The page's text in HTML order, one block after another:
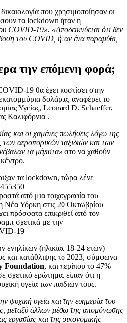
που χρησιμοποίησαν οι
τα lockdown ήταν η
COVID-19». «Αποδεικνύεται ότι δεν
του COVID, ήταν ένα παραμύθι,
την επόμενη φορά;
19 θα έχει κοστίσει στην
δολάρια, αναφέρει το
Υγείας, Leonard D. Schaeffer,
Καλιφόρνια .
και οι χαμένες πωλήσεις λόγω της
αεροπορικών ταξιδιών και των
τα μέγιστα» στο να χαθούν
από μια τοιχογραφία του
Νέα Υόρκη στις 20 Οκτωβρίου
πρόσφατα επικριθεί από τον
σχετικά με την
19
ενηλίκων (ηλικίας 18-24 ετών)
και κατάθλιψης το 2023, σύμφωνα
Foundation, και περίπου το 47%
σχετικό ερώτημα, είπαν ότι η
υγεία των παιδιών τους.
ψυχική υγεία και την ευημερία του
μεταξύ άλλων μέσω της απομόνωσης
εργασίας και της οικονομικής